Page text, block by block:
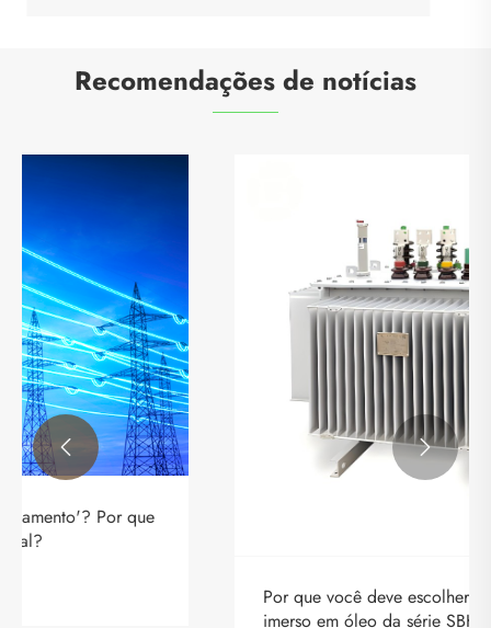
Recomendações de notícias
Por que você deve escolher o transformador
imerso em óleo da série SBH para suas
 